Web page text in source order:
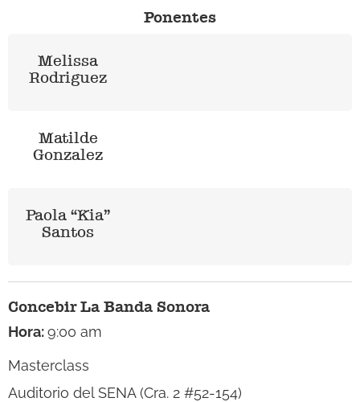
Ponentes
Melissa
Rodriguez
Matilde
Gonzalez
Paola “Kia”
Santos
Concebir La Banda Sonora
Hora:9:00 am
Masterclass
Auditorio del SENA (Cra. 2 #52-154)